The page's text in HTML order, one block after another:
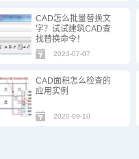
CAD怎么批量替换文
字？试试建筑CAD查
找替换命令！
2023-07-07
CAD面积怎么检查的
应用实例
2020-09-10